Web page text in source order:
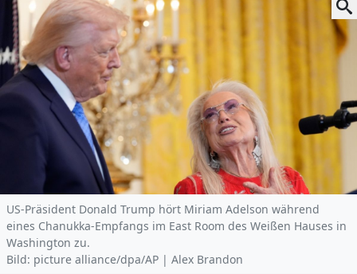
US-Präsident Donald Trump hört Miriam Adelson während
eines Chanukka-Empfangs im East Room des Weißen Hauses in
Washington zu.
Bild: picture alliance/dpa/AP | Alex Brandon